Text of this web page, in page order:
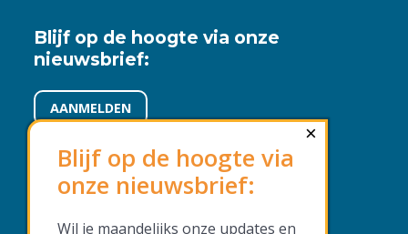
Blijf op de hoogte via onze
nieuwsbrief:
AANMELDEN
Voorwaarden en beleid
×
Blijf op de hoogte via
onze nieuwsbrief:
Wil je maandelijks onze updates en